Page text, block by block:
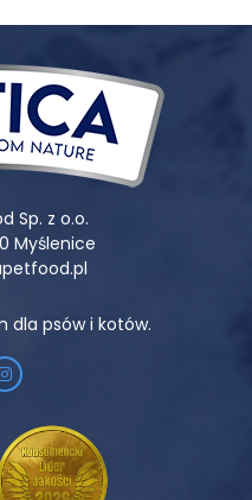
Sp. z o.o.
Myślenice
dla psów i kotów.